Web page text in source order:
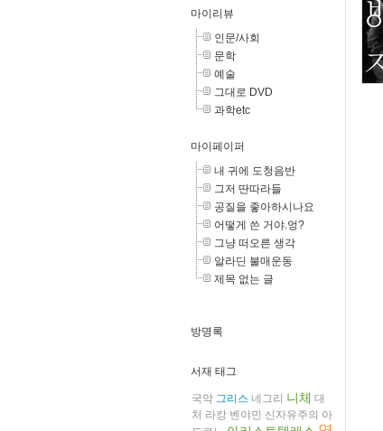
마이리뷰
인문/사회
문학
예술
그대로 DVD
과학etc
마이페이퍼
내 귀에 도청음반
그저 딴따라들
공질을 좋아하시나요
어떻게 쓴 거야.엉?
그냥 떠오른 생각
알라딘 불매운동
제목 없는 글
방명록
서재 태그
국악 그리스 네그리 니체 대
처 라캉 벤야민 신자유주의 아